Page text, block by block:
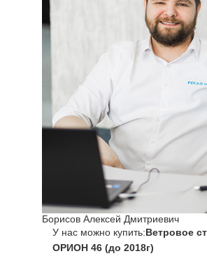
Борисов Алексей Дмитриевич
У нас можно купить:Ветровое
ОРИОН 46 (до 2018г)